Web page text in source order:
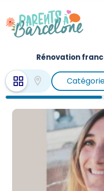
Rénovation